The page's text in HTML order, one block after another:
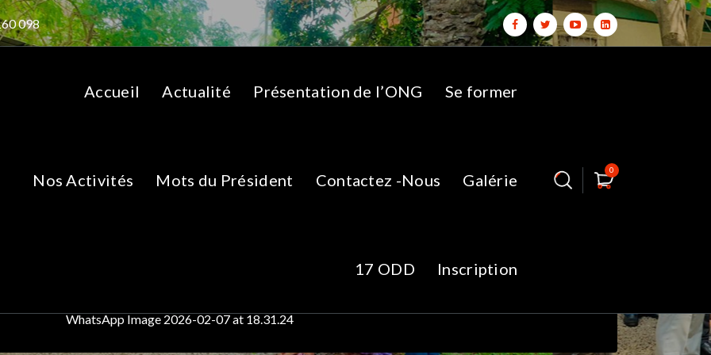
098
Accueil Actualité Présentation de l’ONG Se former
Nos Activités Mots du Président Contactez -Nous Galérie
17 ODD Inscription
0
Image 2026-02-07 at 18.31.24
WhatsApp Image 2026-02-07 at 18.31.24